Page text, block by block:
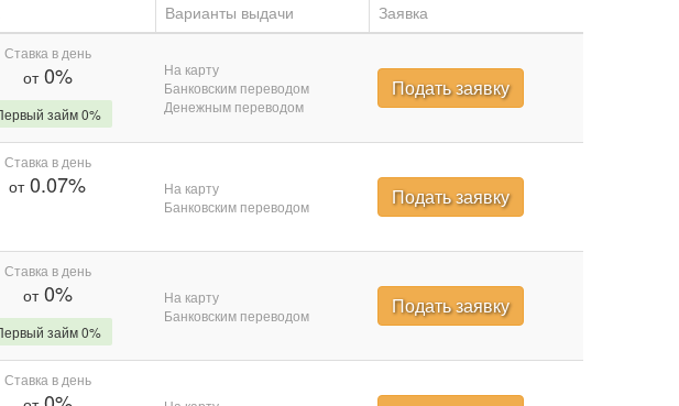
Варианты выдачи Заявка
Ставка в день
от0%
займ 0%
На карту
Банковским переводом
Денежным переводом
Подать заявку
Ставка в день
от0.07%
На карту
Банковским переводом
Подать заявку
Ставка в день
от0%
займ 0%
На карту
Банковским переводом
Подать заявку
Ставка в день